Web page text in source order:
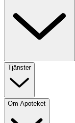
Tjänster
Om Apoteket